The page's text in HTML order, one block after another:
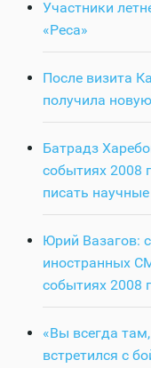
Участники
«Реса»
После визита
получила
Батрадз
событиях 2008
писать
Юрий Вазагов:
иностранных
событиях 2008
«Вы всегда
встретился с